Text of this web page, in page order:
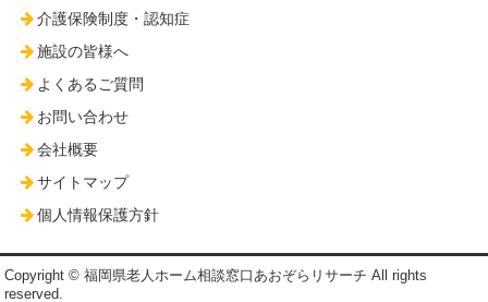
介護保険制度・認知症
施設の皆様へ
よくあるご質問
お問い合わせ
会社概要
サイトマップ
個人情報保護方針
Copyright © 福岡県老人ホーム相談窓口あおぞらリサーチ All rights
reserved.